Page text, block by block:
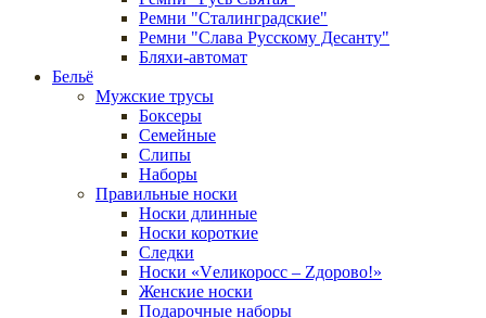
Ремни "Сталинградские"
Ремни "Слава Русскому Десанту"
Бляхи-автомат
Бельё
Мужские трусы
Боксеры
Семейные
Слипы
Наборы
Правильные носки
Носки длинные
Носки короткие
Следки
Носки «Vеликоросс – Zдорово!»
Женские носки
Подарочные наборы